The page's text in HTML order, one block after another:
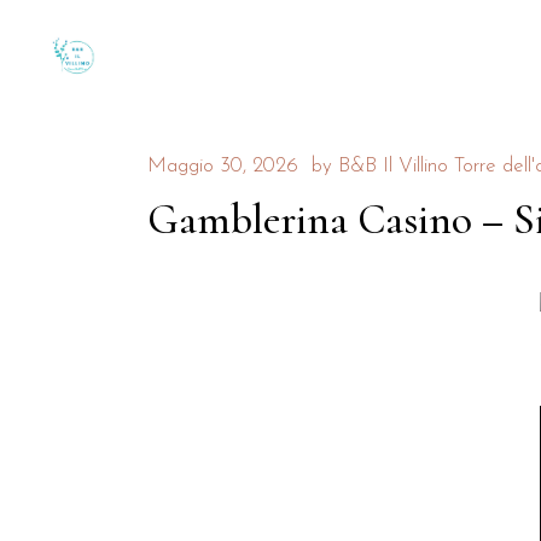
Maggio 30, 2026 by B&B Il Villino Torre
Gamblerina Casino –